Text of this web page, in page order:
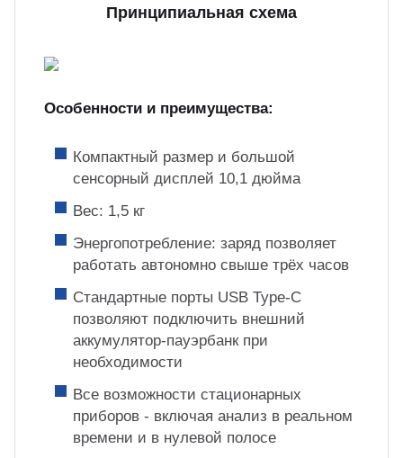
Принципиальная схема
Особенности и преимущества:
Компактный размер и большой
сенсорный дисплей 10,1 дюйма
Вес: 1,5 кг
Энергопотребление: заряд позволяет
работать автономно свыше трёх часов
Стандартные порты USB Type-C
позволяют подключить внешний
аккумулятор-пауэрбанк при
необходимости
Все возможности стационарных
приборов - включая анализ в реальном
времени и в нулевой полосе